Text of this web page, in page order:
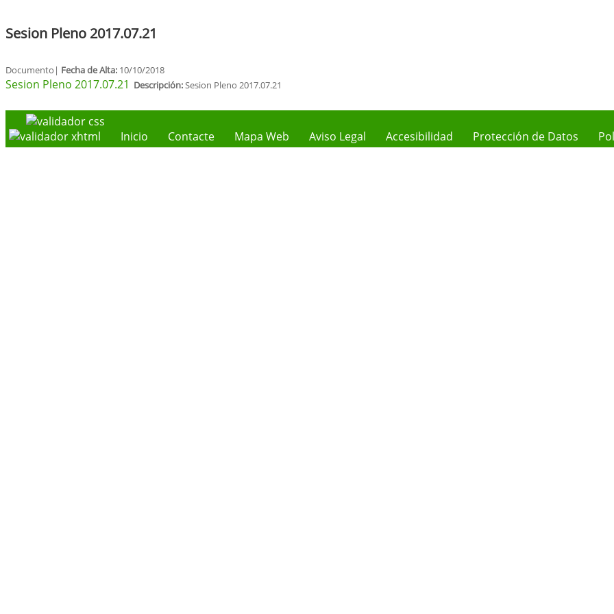
Sesion Pleno 2017.07.21
Documento| Fecha de Alta: 10/10/2018
Sesion Pleno 2017.07.21 Descripción:Sesion Pleno 2017.07.21
Inicio Contacte Mapa Web Aviso Legal Accesibilidad Protección de Datos